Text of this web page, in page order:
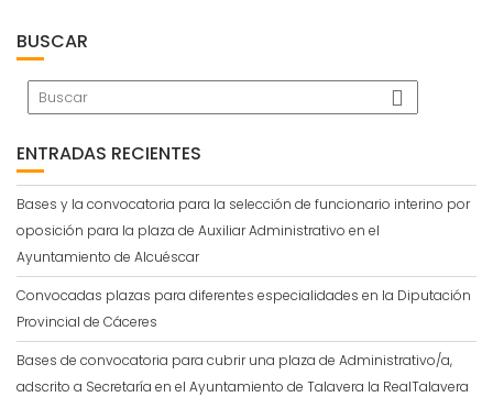
BUSCAR
ENTRADAS RECIENTES
Bases y la convocatoria para la selección de funcionario interino por
oposición para la plaza de Auxiliar Administrativo en el
Ayuntamiento de Alcuéscar
Convocadas plazas para diferentes especialidades en la Diputación
Provincial de Cáceres
Bases de convocatoria para cubrir una plaza de Administrativo/a,
adscrito a Secretaría en el Ayuntamiento de Talavera la RealTalavera